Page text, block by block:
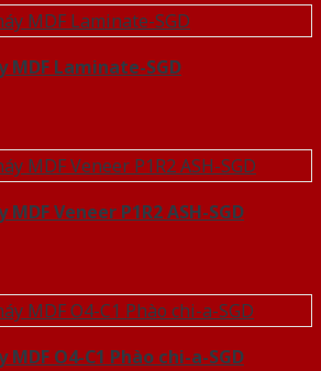
MDF Laminate-SGD
MDF Veneer P1R2 ASH-SGD
MDF O4-C1 Phào chi-a-SGD